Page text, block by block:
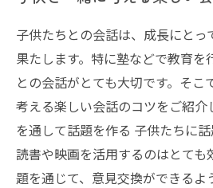
子供たちとの会話は、成長にとっ
果たします。特に塾などで教育を
との会話がとても大切です。そこ
考える楽しい会話のコツをご紹介
を通して話題を作る 子供たちに話
読書や映画を活用するのはとても
題を通じて、意見交換ができるよ